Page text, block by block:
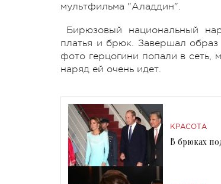
мультфильма "Аладдин".
Бирюзовый национальный
платья и брюк. Завершал
фото герцогини попали в сеть,
наряд ей очень идет.
КРАСОТА
В брюках